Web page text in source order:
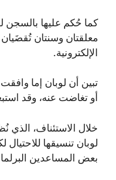
كما حُكم عليها بالسجن
معلقتان وسنتان
الإلكترونية.
تبين أن لوبان إما
أو تغاضت عنه، وقد
خلال الاستئناف، الذي
لوبان تنسيقها
بعض المساعدين